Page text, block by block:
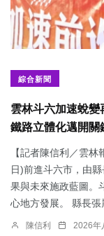
綜合新聞
雲林斗六加速蛻
鐵路立體化邁開關
【記者陳信利／雲
日)前進斗六市，由
果與未來施政藍圖。
心地方發展。 縣長張
陳信利 2026年